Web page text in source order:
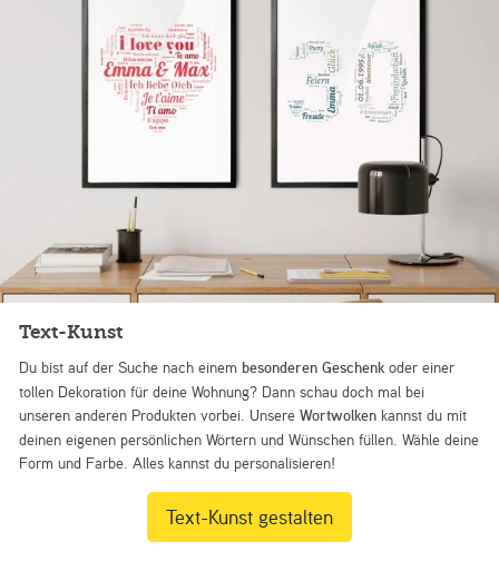
Text-Kunst
Du bist auf der Suche nach einem besonderen Geschenk oder einer
tollen Dekoration für deine Wohnung? Dann schau doch mal bei
unseren anderen Produkten vorbei. UnsereWortwolken kannst du mit
deinen eigenen persönlichen Wörtern und Wünschen füllen. Wähle deine
Form und Farbe. Alles kannst du personalisieren!
Text-Kunst gestalten